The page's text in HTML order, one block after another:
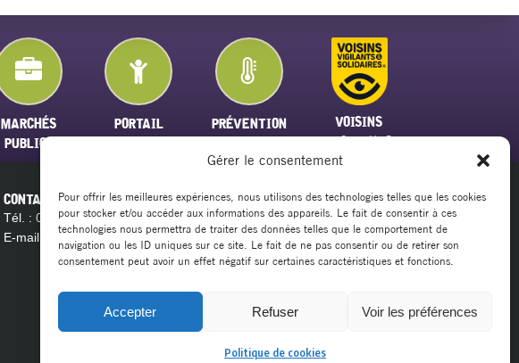
Gérer le consentement
Pour offrir les meilleures expériences, nous utilisons des technologies telles que les cookies
pour stocker et/ou accéder aux informations des appareils. Le fait de consentir à ces
technologies nous permettra de traiter des données telles que le comportement de
navigation ou les ID uniques sur ce site. Le fait de ne pas consentir ou de retirer son
consentement peut avoir un effet négatif sur certaines caractéristiques et fonctions.
Accepter Refuser Voir les préférences
Politique de cookies
MARCHÉS
PUBLICS
PORTAIL
PRÉVENTION
VOISINS
VIGILANTS
CONTACT :
Tél. :04 11 28 13 20
E-mail : contact@marsillargues.fr